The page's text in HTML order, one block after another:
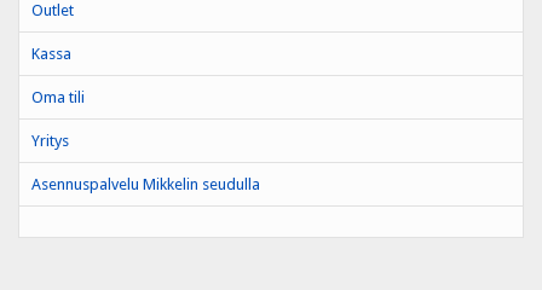
Outlet
Kassa
Oma tili
Yritys
Asennuspalvelu Mikkelin seudulla